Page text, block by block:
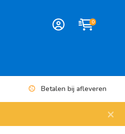
0
Betalen bij afleveren
×